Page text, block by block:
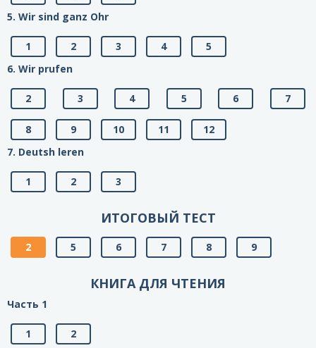
5. Wir sind ganz Ohr
1 2 3 4
5
6. Wir prufen
2 3 4 5 6 7
8 9 10 11
12
7. Deutsh leren
1 2 3
ИТОГОВЫЙ ТЕСТ
2 5 6 7 8 9
КНИГА ДЛЯ ЧТЕНИЯ
Часть 1
1
2